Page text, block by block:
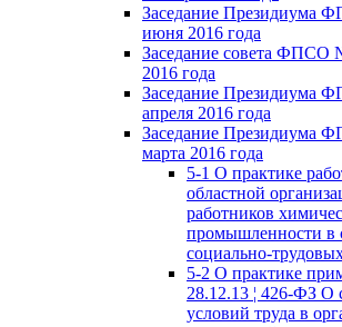
Заседание Президиума
июня 2016 года
Заседание совета ФПСО
2016 года
Заседание Президиума
апреля 2016 года
Заседание Президиума
марта 2016 года
5-1 О практике
областной
работников
промышленности в
социально-
5-2 О практике
28.12.13 ¦ 426-ФЗ О
условий труда в